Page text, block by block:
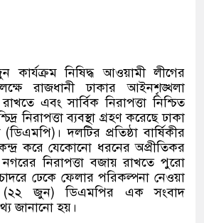
নিষিদ্ধ আওয়ামী লীগের
রাজধানী ঢাকার আইনশৃঙ্খলা
রাখতে এবং সার্বিক নিরাপত্তা নিশ্চিত
নিরাপত্তা ব্যবস্থা গ্রহণ করেছে ঢাকা
(ডিএমপি) ।দলটির প্রতিষ্ঠা বার্ষিকীর
করে যেকোনো ধরনের অপ্রীতিকর
নিরাপত্তা বজায় রাখতে পুরো
ঢেকে ফেলার পরিকল্পনা নেওয়া
২২ জুন)ডিএমপির এক সংবাদ
জানানো হয়।